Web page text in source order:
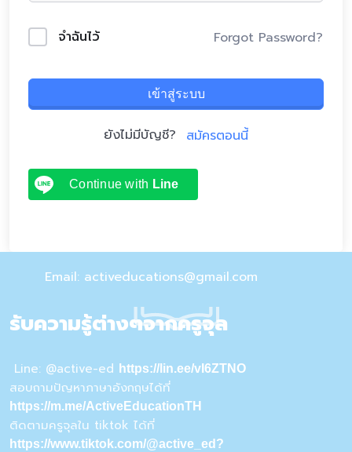
จำฉันไว้ Forgot Password?
เข้าสู่ระบบ
ยังไม่มีบัญชี? สมัครตอนนี้
Continue with Line
Email: activeducations@gmail.com
รับความรู้ต่างๆจากครูจุล
Line: @active-ed https://lin.ee/vI6ZTNO
สอบถามปัญหาภาษาอังกฤษได้ที่
https://m.me/ActiveEducationTH
ติดตามครูจุลใน tiktok ได้ที่
https://www.tiktok.com/@active_ed?